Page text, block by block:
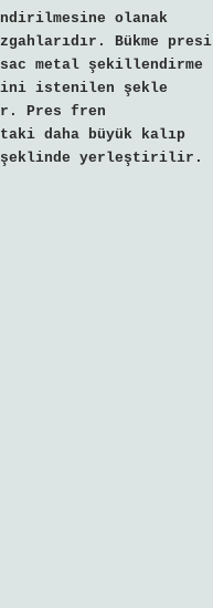
olanak
Bükme presi
metal şekillendirme
istenilen şekle
Pres fren
daha büyük kalıp
şeklinde yerleştirilir.